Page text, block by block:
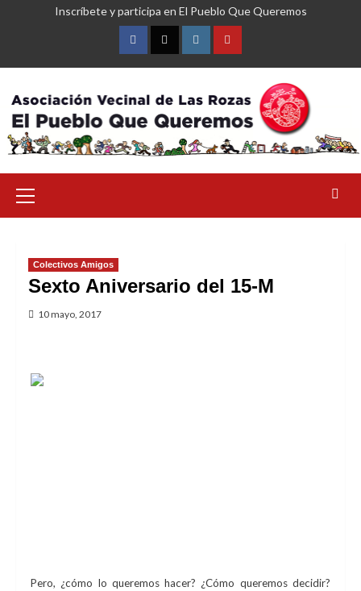
Inscríbete y participa en El Pueblo Que Queremos
FacebookTwitterInstagramYouTube
primario
Colectivos Amigos
Sexto Aniversario del 15-M
10 mayo, 2017
Pero, ¿cómo lo queremos hacer? ¿Cómo queremos decidir?